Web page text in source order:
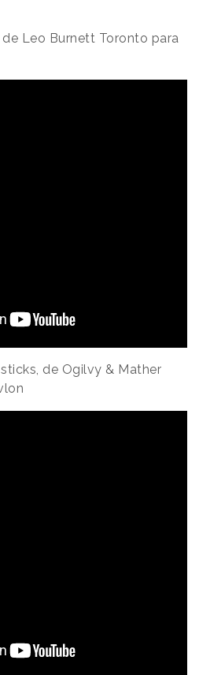
de Leo Burnett Toronto para
de Ogilvy & Mather